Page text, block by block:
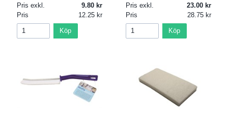
Pris exkl.
9.80
Pris
12.25
Köp
Pris exkl.
23.00
Pris
28.75
Köp